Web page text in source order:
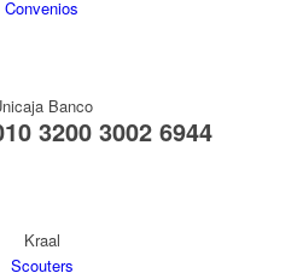
3200 3002 6944